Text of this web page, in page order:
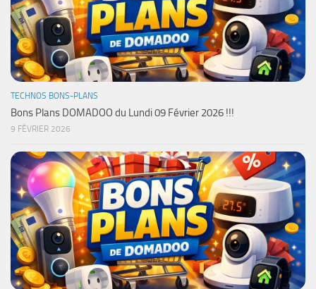
TECHNOS BONS-PLANS
Bons Plans DOMADOO du Lundi 09 Février 2026 !!!
9 FÉVRIER 2026